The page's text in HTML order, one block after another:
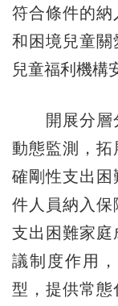
符合條件的納
和困境兒童關
兒童福利機構
開展分層分
動態監測，拓
確剛性支出困
件人員納入保
支出困難家庭
議制度作用
型，提供常態